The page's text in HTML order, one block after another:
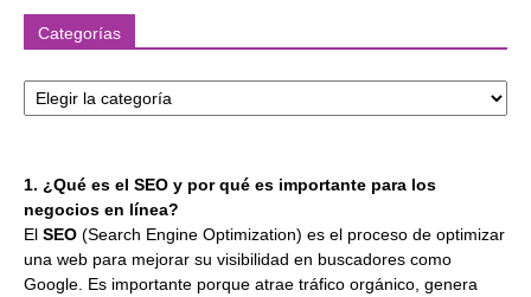
Categorías
1. ¿Qué es el SEO y por qué es importante para los
negocios en línea?
El SEO (Search Engine Optimization) es el proceso de optimizar
una web para mejorar su visibilidad en buscadores como
Google. Es importante porque atrae tráfico orgánico, genera